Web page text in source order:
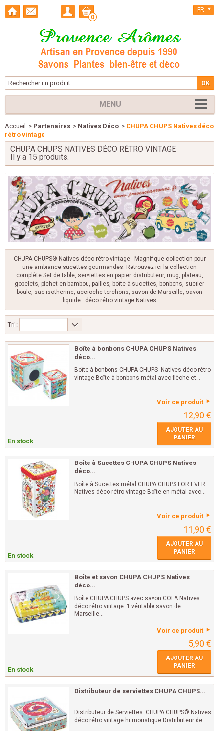
0
FR
MENU
Accueil > Partenaires > Natives Déco > CHUPA CHUPS Natives déco
rétro vintage
CHUPA CHUPS NATIVES DÉCO RÉTRO VINTAGE
Il y a 15 produits.
CHUPA CHUPS® Natives déco rétro vintage - Magnifique collection pour
une ambiance sucettes gourmandes. Retrouvez ici la collection
complète Set de table, serviettes en papier, distributeur, mug, plateau,
gobelets, pichet en bambou, pailles, boîte à sucettes, bonbons, sucrier
boule, sac isotherme, accroche-torchons, savon de Marseille, savon
liquide...déco rétro vintage Natives
Tri : --
Boîte à bonbons CHUPA CHUPS Natives
déco...
Boîte à bonbons CHUPA CHUPS Natives déco rétro
vintage Boîte à bonbons métal avec flèche et...
Voir ce produit
12,90 €
En stock
AJOUTER AU
PANIER
Boîte à Sucettes CHUPA CHUPS Natives
déco...
Boîte à Sucettes métal CHUPA CHUPS FOR EVER
Natives déco rétro vintage Boîte en métal avec...
Voir ce produit
11,90 €
En stock
AJOUTER AU
PANIER
Boîte et savon CHUPA CHUPS Natives
déco...
Boîte CHUPA CHUPS avec savon COLA Natives
déco rétro vintage. 1 véritable savon de
Marseille...
Voir ce produit
5,90 €
En stock
AJOUTER AU
PANIER
Distributeur de serviettes CHUPA CHUPS...
Distributeur de Serviettes CHUPA CHUPS® Natives
déco rétro vintage humoristique Distributeur de...